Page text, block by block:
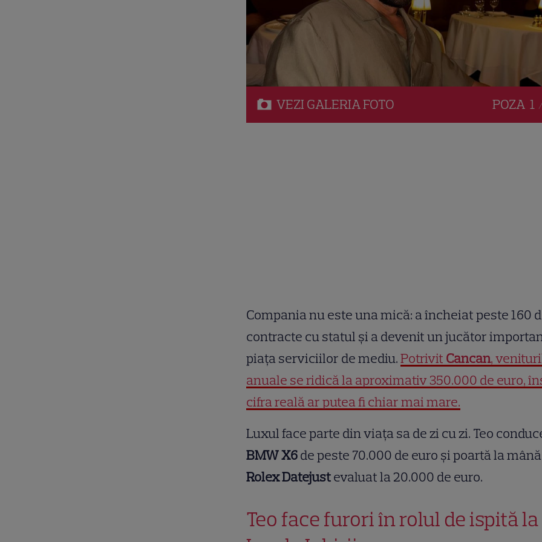
VEZI GALERIAFOTO POZA 1
Compania nu este una mică: a încheiat peste 160
contracte cu statul și a devenit un jucător
piața serviciilor de mediu.Potrivit Cancan,
anuale se ridică la aproximativ 350.000 de euro,
cifra reală ar putea fi chiar mai mare.
Luxul face parte din viața sa de zi cu zi. Teo
BMW X6de peste 70.000 de euro și poartă la
Rolex Datejustevaluat la 20.000 de euro.
Teo face furori în rolul de ispită la